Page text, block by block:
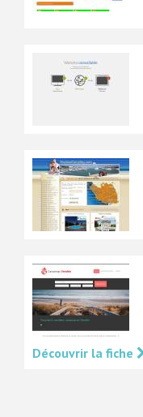
Découvrir la fiche